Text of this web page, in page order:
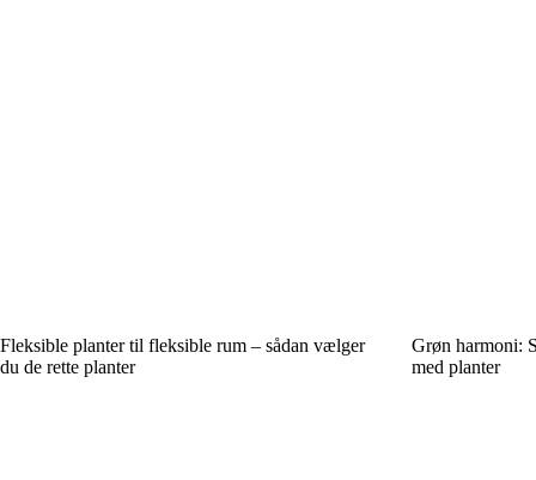
Fleksible planter til fleksible rum – sådan vælger
du de rette planter
Grøn harmoni:
med planter